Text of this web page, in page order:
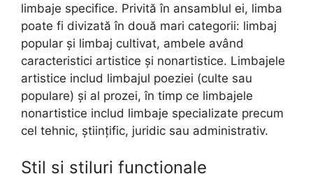
limbaje specifice. Privită în ansamblul ei, limba
poate fi divizată în două mari categorii: limbaj
popular și limbaj cultivat, ambele având
caracteristici artistice și nonartistice. Limbajele
artistice includ limbajul poeziei (culte sau
populare) și al prozei, în timp ce limbajele
nonartistice includ limbaje specializate precum
cel tehnic, științific, juridic sau administrativ.
Stil și stiluri funcționale